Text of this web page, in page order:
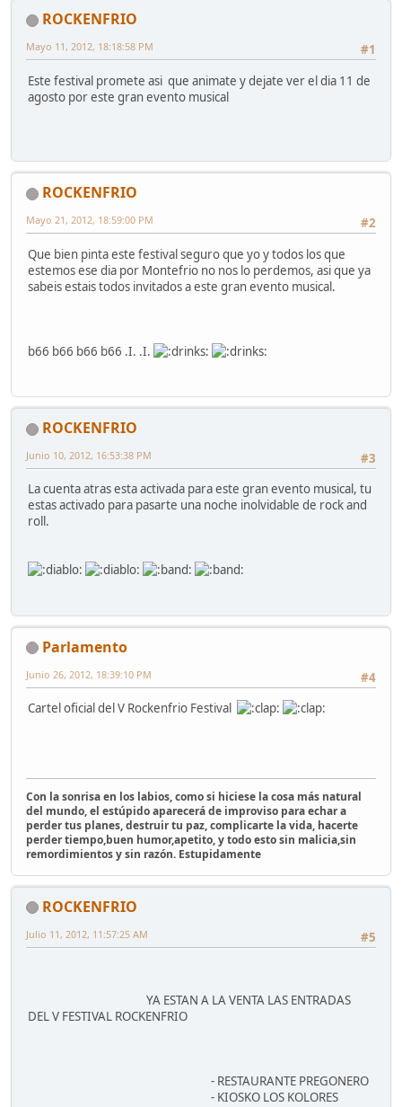
ROCKENFRIO
#1
Mayo 11, 2012, 18:18:58 PM
Este festival promete asi que animate y dejate ver el dia 11 de
agosto por este gran evento musical
ROCKENFRIO
#2
Mayo 21, 2012, 18:59:00 PM
Que bien pinta este festival seguro que yo y todos los que
estemos ese dia por Montefrio no nos lo perdemos, asi que ya
sabeis estais todos invitados a este gran evento musical.
b66 b66 b66 b66 .I. .I.
ROCKENFRIO
#3
Junio 10, 2012, 16:53:38 PM
La cuenta atras esta activada para este gran evento musical, tu
estas activado para pasarte una noche inolvidable de rock and
roll.
Parlamento
#4
Junio 26, 2012, 18:39:10 PM
Cartel oficial del V Rockenfrio Festival
Con la sonrisa en los labios, como si hiciese la cosa más natural
del mundo, el estúpido aparecerá de improviso para echar a
perder tus planes, destruir tu paz, complicarte la vida, hacerte
perder tiempo,buen humor,apetito, y todo esto sin malicia,sin
remordimientos y sin razón. Estupidamente
ROCKENFRIO
#5
Julio 11, 2012, 11:57:25 AM
YA ESTAN A LA VENTA LAS ENTRADAS
DEL V FESTIVAL ROCKENFRIO
- RESTAURANTE PREGONERO
- KIOSKO LOS KOLORES